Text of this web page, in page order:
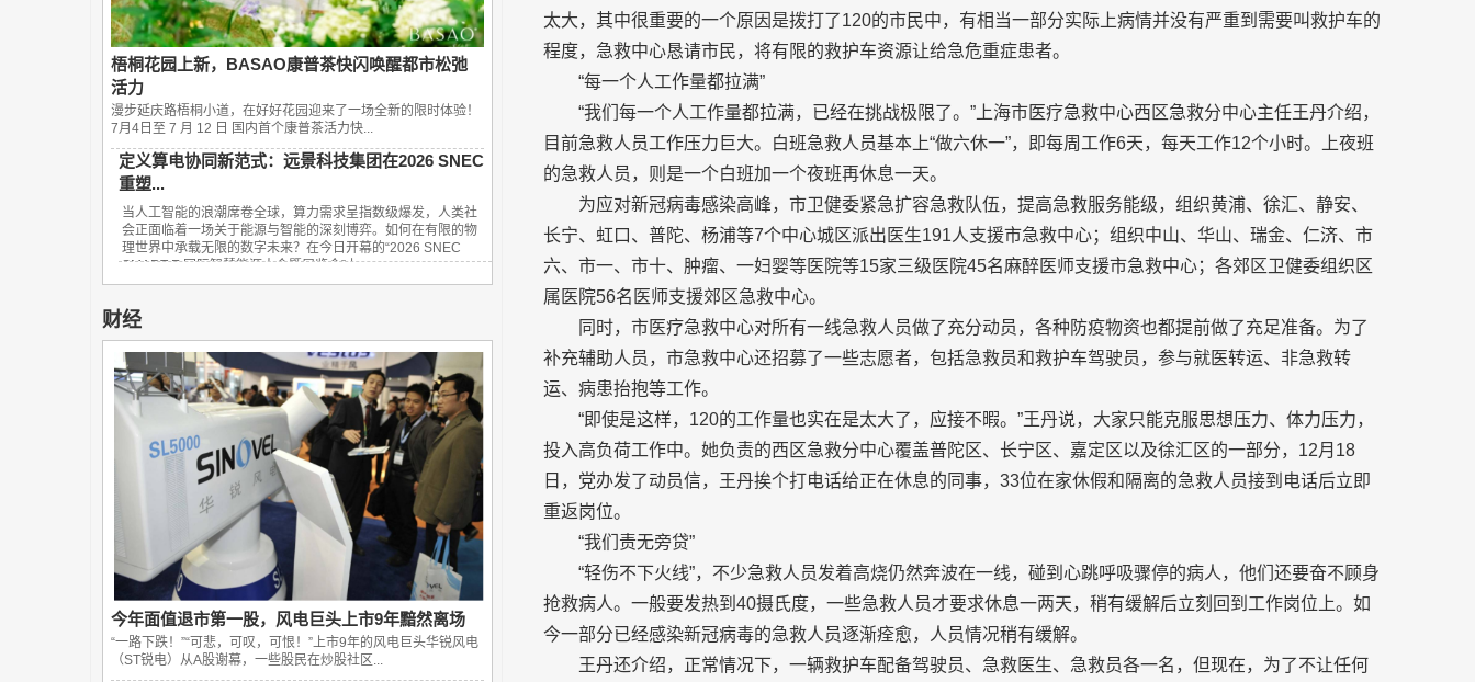
梧桐花园上新，BASAO康普茶快闪唤醒都市松弛
活力
漫步延庆路梧桐小道，在好好花园迎来了一场全新的限时体验！
7月4日至 7 月 12 日 国内首个康普茶活力快...
定义算电协同新范式：远景科技集团在2026 SNEC
重塑...
当人工智能的浪潮席卷全球，算力需求呈指数级爆发，人类社
会正面临着一场关于能源与智能的深刻博弈。如何在有限的物
理世界中承载无限的数字未来？在今日开幕的“2026 SNEC
SMART E 国际智慧能源大会暨展览会”上，...
财经
今年面值退市第一股，风电巨头上市9年黯然离场
“一路下跌！”“可悲，可叹，可恨！”上市9年的风电巨头华锐风电
（ST锐电）从A股谢幕，一些股民在炒股社区...
太大，其中很重要的一个原因是拨打了120的市民中，有相当一部分实际上病情并没有严重到需要叫救护车的
程度，急救中心恳请市民，将有限的救护车资源让给急危重症患者。
“每一个人工作量都拉满”
“我们每一个人工作量都拉满，已经在挑战极限了。”上海市医疗急救中心西区急救分中心主任王丹介绍，
目前急救人员工作压力巨大。白班急救人员基本上“做六休一”，即每周工作6天，每天工作12个小时。上夜班
的急救人员，则是一个白班加一个夜班再休息一天。
为应对新冠病毒感染高峰，市卫健委紧急扩容急救队伍，提高急救服务能级，组织黄浦、徐汇、静安、
长宁、虹口、普陀、杨浦等7个中心城区派出医生191人支援市急救中心；组织中山、华山、瑞金、仁济、市
六、市一、市十、肿瘤、一妇婴等医院等15家三级医院45名麻醉医师支援市急救中心；各郊区卫健委组织区
属医院56名医师支援郊区急救中心。
同时，市医疗急救中心对所有一线急救人员做了充分动员，各种防疫物资也都提前做了充足准备。为了
补充辅助人员，市急救中心还招募了一些志愿者，包括急救员和救护车驾驶员，参与就医转运、非急救转
运、病患抬抱等工作。
“即使是这样，120的工作量也实在是太大了，应接不暇。”王丹说，大家只能克服思想压力、体力压力，
投入高负荷工作中。她负责的西区急救分中心覆盖普陀区、长宁区、嘉定区以及徐汇区的一部分，12月18
日，党办发了动员信，王丹挨个打电话给正在休息的同事，33位在家休假和隔离的急救人员接到电话后立即
重返岗位。
“我们责无旁贷”
“轻伤不下火线”，不少急救人员发着高烧仍然奔波在一线，碰到心跳呼吸骤停的病人，他们还要奋不顾身
抢救病人。一般要发热到40摄氏度，一些急救人员才要求休息一两天，稍有缓解后立刻回到工作岗位上。如
今一部分已经感染新冠病毒的急救人员逐渐痊愈，人员情况稍有缓解。
王丹还介绍，正常情况下，一辆救护车配备驾驶员、急救医生、急救员各一名，但现在，为了不让任何